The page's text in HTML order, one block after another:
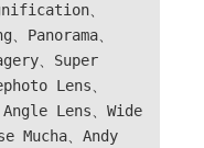
、
Panorama、
、Super
Lens、
Lens、Wide
、Andy